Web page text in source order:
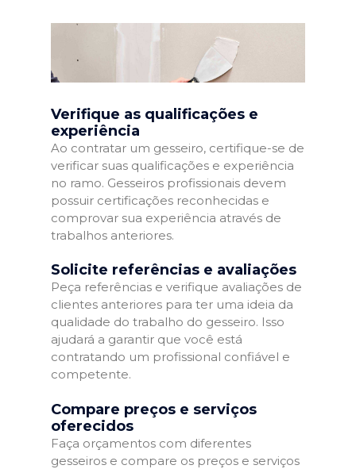
Verifique as qualificações e
experiência
Ao contratar um gesseiro, certifique-se de
verificar suas qualificações e experiência
no ramo. Gesseiros profissionais devem
possuir certificações reconhecidas e
comprovar sua experiência através de
trabalhos anteriores.
Solicite referências e avaliações
Peça referências e verifique avaliações de
clientes anteriores para ter uma ideia da
qualidade do trabalho do gesseiro. Isso
ajudará a garantir que você está
contratando um profissional confiável e
competente.
Compare preços e serviços
oferecidos
Faça orçamentos com diferentes
gesseiros e compare os preços e serviços